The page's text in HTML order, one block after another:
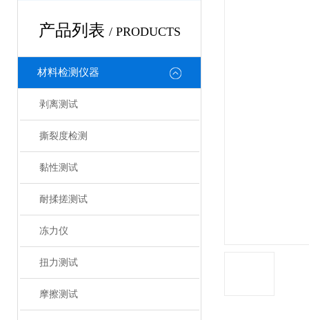
产品列表 / PRODUCTS
材料检测仪器
剥离测试
撕裂度检测
黏性测试
耐揉搓测试
冻力仪
扭力测试
摩擦测试